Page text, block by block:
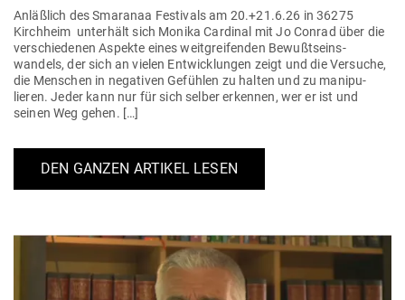
Anläßlich des Smaranaa Fes­tivals am 20.+21.6.26 in 36275
Kirchheim unterhält sich Monika Car­dinal mit Jo Conrad über die
ver­schie­denen Aspekte eines weit­grei­fenden Bewußt­seins­
wandels, der sich an vielen Ent­wick­lungen zeigt und die Ver­suche,
die Men­schen in nega­tiven Gefühlen zu halten und zu mani­pu­
lieren. Jeder kann nur für sich selber erkennen, wer er ist und
seinen Weg gehen. […]
DEN GANZEN ARTIKEL LESEN